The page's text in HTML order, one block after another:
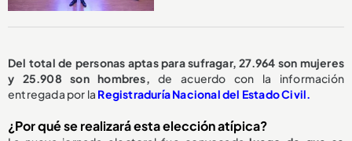
Del total de personas aptas para sufragar, 27.964 son mujeres
y 25.908 son hombres, de acuerdo con la información
entregada por la Registraduría Nacional del Estado Civil.
¿Por qué se realizará esta elección atípica?